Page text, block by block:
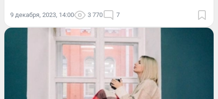
9 декабря, 2023, 14:00 3 770 7